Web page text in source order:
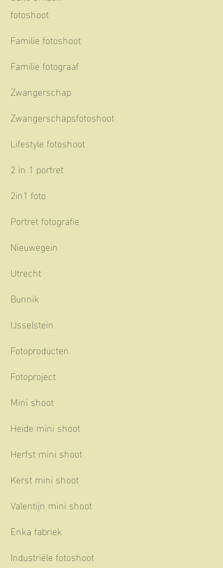
fotoshoot
Familie fotoshoot
Familie fotograaf
Zwangerschap
Zwangerschapsfotoshoot
Lifestyle fotoshoot
2 in 1 portret
2in1 foto
Portret fotografie
Nieuwegein
Utrecht
Bunnik
IJsselstein
Fotoproducten
Fotoproject
Mini shoot
Heide mini shoot
Herfst mini shoot
Kerst mini shoot
Valentijn mini shoot
Enka fabriek
Industriële fotoshoot